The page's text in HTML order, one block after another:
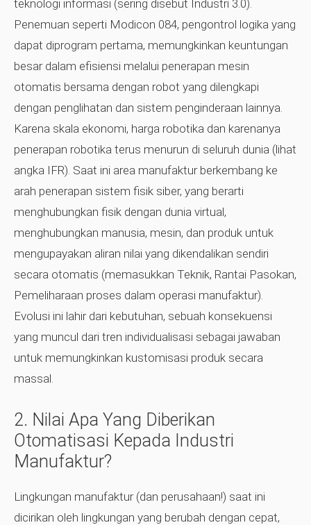
teknologi informasi (sering disebut Industri 3.0).
Penemuan seperti Modicon 084, pengontrol logika yang
dapat diprogram pertama, memungkinkan keuntungan
besar dalam efisiensi melalui penerapan mesin
otomatis bersama dengan robot yang dilengkapi
dengan penglihatan dan sistem penginderaan lainnya.
Karena skala ekonomi, harga robotika dan karenanya
penerapan robotika terus menurun di seluruh dunia (lihat
angka IFR). Saat ini area manufaktur berkembang ke
arah penerapan sistem fisik siber, yang berarti
menghubungkan fisik dengan dunia virtual,
menghubungkan manusia, mesin, dan produk untuk
mengupayakan aliran nilai yang dikendalikan sendiri
secara otomatis (memasukkan Teknik, Rantai Pasokan,
Pemeliharaan proses dalam operasi manufaktur).
Evolusi ini lahir dari kebutuhan, sebuah konsekuensi
yang muncul dari tren individualisasi sebagai jawaban
untuk memungkinkan kustomisasi produk secara
massal.
2. Nilai Apa Yang Diberikan
Otomatisasi Kepada Industri
Manufaktur?
Lingkungan manufaktur (dan perusahaan!) saat ini
dicirikan oleh lingkungan yang berubah dengan cepat,